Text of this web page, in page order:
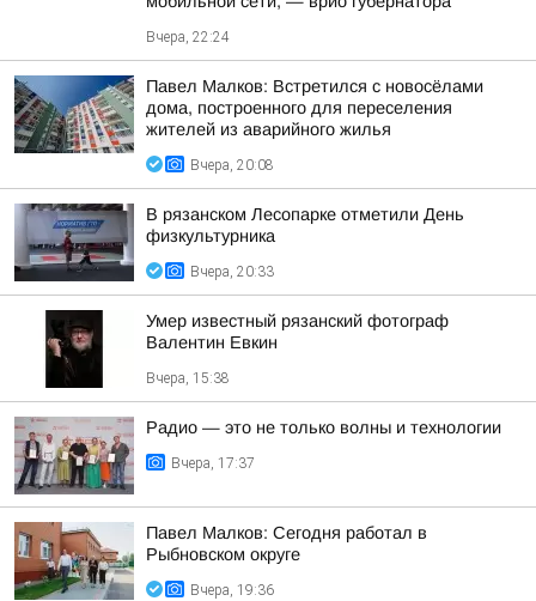
Вчера, 22:24
Павел Малков: Встретился с новосёлами
дома, построенного для переселения
жителей из аварийного жилья
Вчера, 20:08
В рязанском Лесопарке отметили День
физкультурника
Вчера, 20:33
Умер известный рязанский фотограф
Валентин Евкин
Вчера, 15:38
Радио — это не только волны и технологии
Вчера, 17:37
Павел Малков: Сегодня работал в
Рыбновском округе
Вчера, 19:36